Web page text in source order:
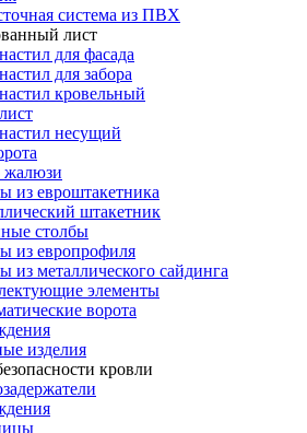
система из ПВХ
лист
для фасада
для забора
кровельный
несущий
жалюзи
из евроштакетника
штакетник
столбы
из европрофиля
из металлического сайдинга
элементы
ворота
изделия
кровли